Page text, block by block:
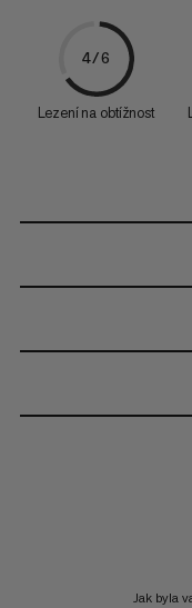
4/6
Lezení na obtížnost
Jak byla